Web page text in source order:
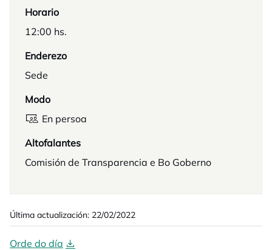
Horario
12:00 hs.
Enderezo
Sede
Modo
En persoa
Altofalantes
Comisión de Transparencia e Bo Goberno
Última actualización: 22/02/2022
Orde do día